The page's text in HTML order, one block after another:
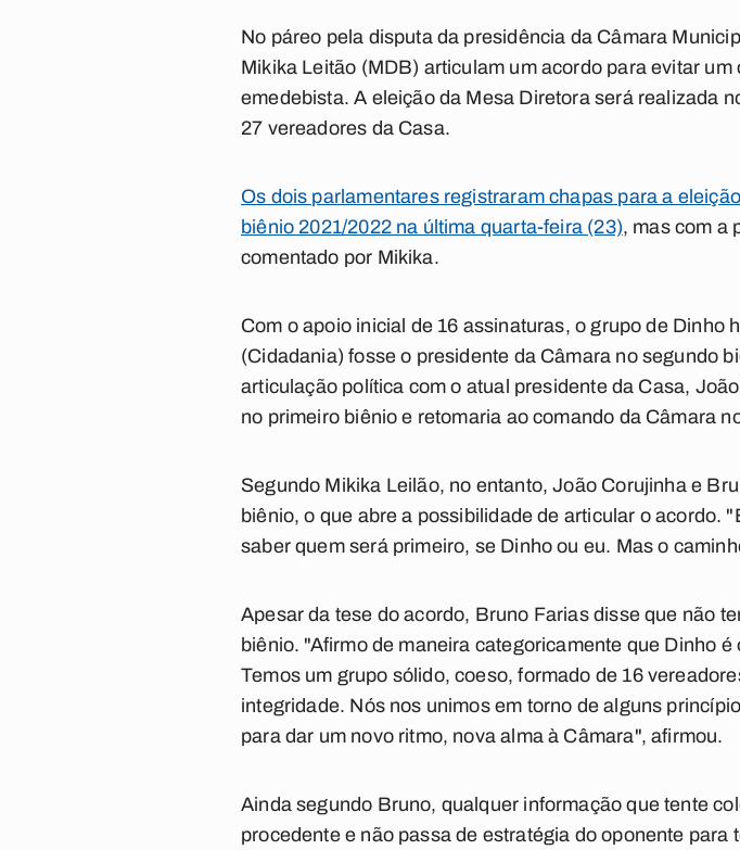
No páreo pela disputa da presidência da Câmara
Mikika Leitão (MDB) articulam um acordo para evitar
emedebista. A eleição da Mesa Diretora será realizada
27 vereadores da Casa.
Os dois parlamentares registraram chapas para a
biênio 2021/2022 na última quarta-feira (23), mas com a
comentado por Mikika.
Com o apoio inicial de 16 assinaturas, o grupo de
(Cidadania) fosse o presidente da Câmara no segundo
articulação política com o atual presidente da Casa,
no primeiro biênio e retomaria ao comando da Câmara
Segundo Mikika Leilão, no entanto, João Corujinha e
biênio, o que abre a possibilidade de articular o acordo.
saber quem será primeiro, se Dinho ou eu. Mas o
Apesar da tese do acordo, Bruno Farias disse que não
biênio. "Afirmo de maneira categoricamente que Dinho
Temos um grupo sólido, coeso, formado de 16
integridade. Nós nos unimos em torno de alguns
para dar um novo ritmo, nova alma à Câmara", afirmou.
Ainda segundo Bruno, qualquer informação que tente
procedente e não passa de estratégia do oponente